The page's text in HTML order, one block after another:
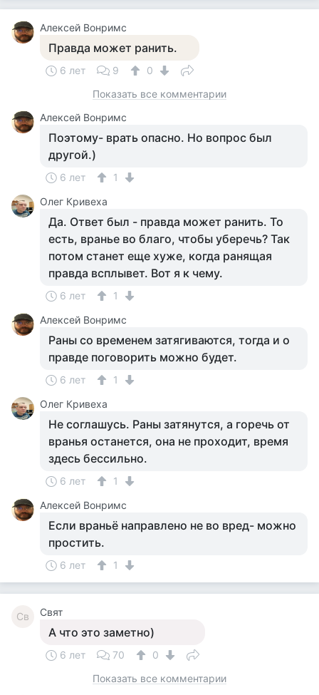
Алексей Вонримс
Правда может ранить.
6 лет 9
0
Показать все комментарии
Алексей Вонримс
Поэтому- врать опасно. Но вопрос был
другой.)
6 лет
1
Олег Кривеха
Да. Ответ был - правда может ранить. То
есть, вранье во благо, чтобы уберечь? Так
потом станет еще хуже, когда ранящая
правда всплывет. Вот я к чему.
6 лет
1
Алексей Вонримс
Раны со временем затягиваются, тогда и о
правде поговорить можно будет.
6 лет
1
Олег Кривеха
Не соглашусь. Раны затянутся, а горечь от
вранья останется, она не проходит, время
здесь бессильно.
6 лет
1
Алексей Вонримс
Если враньё направлено не во вред- можно
простить.
6 лет 1
Св Свят
А что это заметно)
6 лет 70
0
Показать все комментарии